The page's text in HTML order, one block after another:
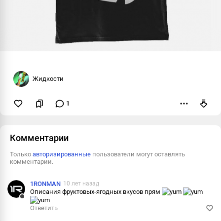
Жидкости
1
Комментарии
Только авторизированные пользователи могут оставлять
комментарии.
1RONMAN 10 лет назад
Описания фруктовых-ягодных вкусов прям
Ответить